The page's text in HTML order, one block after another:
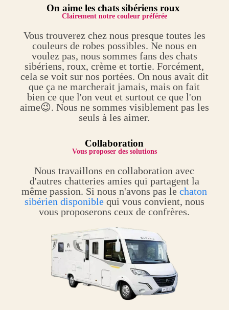
On aime les chats sibériens roux
Clairement notre couleur préférée
Vous trouverez chez nous presque toutes les
couleurs de robes possibles. Ne nous en
voulez pas, nous sommes fans des chats
sibériens, roux, crème et tortie. Forcément,
cela se voit sur nos portées. On nous avait dit
que ça ne marcherait jamais, mais on fait
bien ce que l'on veut et surtout ce que l'on
aime😉. Nous ne sommes visiblement pas les
seuls à les aimer.
Collaboration
Vous proposer des solutions
Nous travaillons en collaboration avec
d'autres chatteries amies qui partagent la
même passion. Si nous n'avons pas lechaton
sibérien disponiblequi vous convient, nous
vous proposerons ceux de confrères.